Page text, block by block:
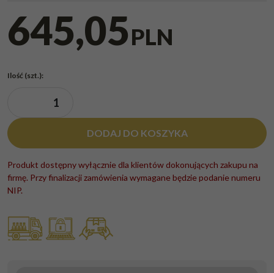
645,05PLN
Ilość (szt.):
DODAJ DO KOSZYKA
Produkt dostępny wyłącznie dla klientów dokonujących zakupu na
firmę. Przy finalizacji zamówienia wymagane będzie podanie numeru
NIP.